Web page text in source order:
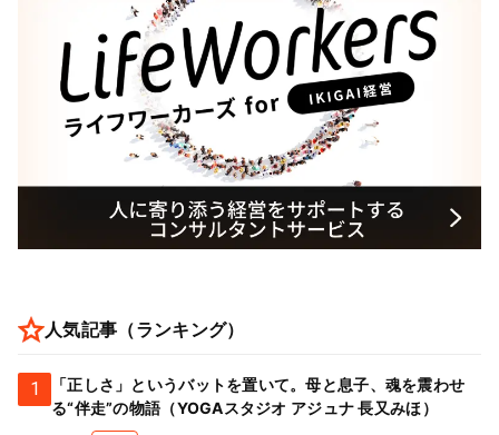
人気記事（ランキング）
1
「正しさ」というバットを置いて。母と息子、魂を震わせ
る“伴走”の物語（YOGAスタジオ アジュナ 長又みほ）